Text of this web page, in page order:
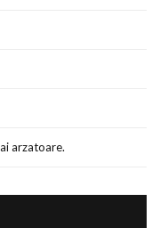
arzatoare.